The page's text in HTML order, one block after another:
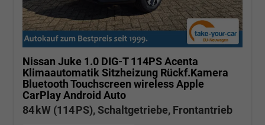
Nissan Juke 1.0 DIG-T 114PS Acenta
Klimaautomatik Sitzheizung Rückf.Kamera
Bluetooth Touchscreen wireless Apple
CarPlay Android Auto
84 kW (114 PS), Schaltgetriebe, Frontantrieb